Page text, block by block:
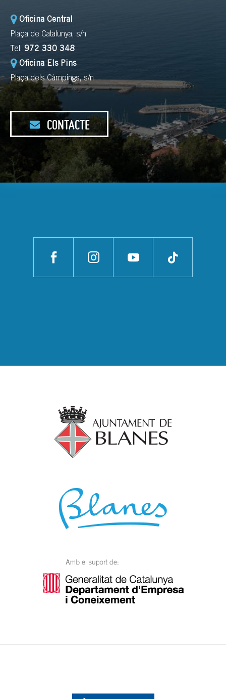
Oficina Central
Plaça de Catalunya, s/n
Tel: 972 330 348
Oficina Els Pins
Plaça dels Càmpings, s/n
CONTACTE